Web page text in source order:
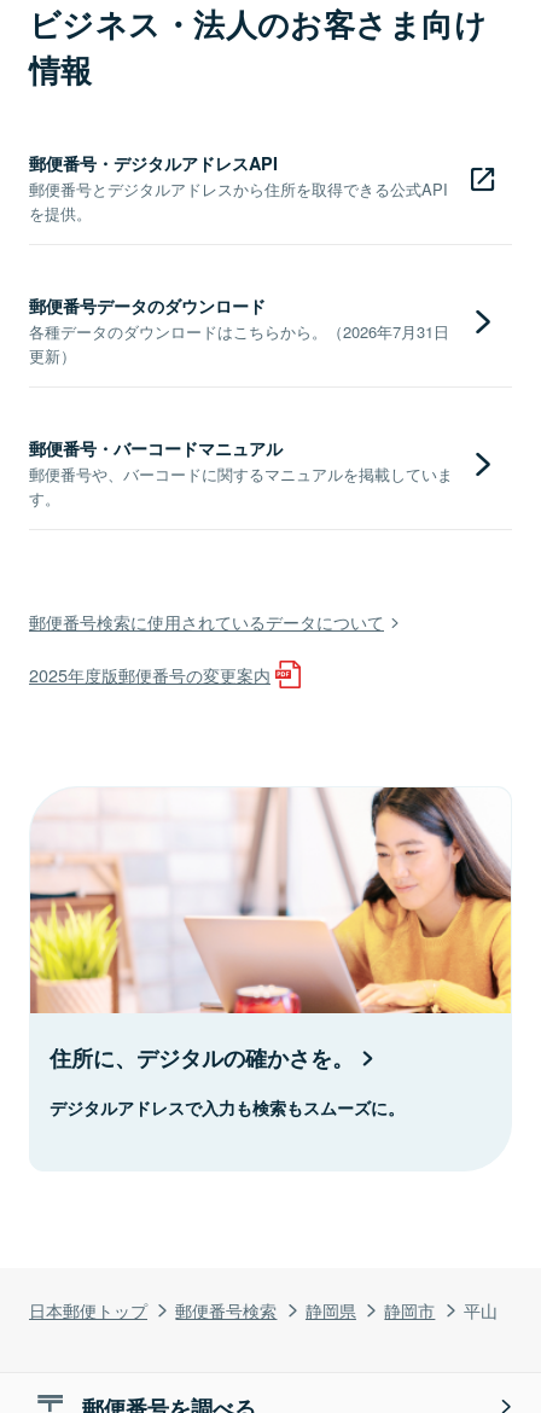
日本郵便トップ 郵便番号検索 静岡県 静岡市 平山
ビジネス・法人のお客さま向け
情報
郵便番号・デジタルアドレスAPI
郵便番号とデジタルアドレスから住所を取得できる公式API
を提供。
郵便番号データのダウンロード
各種データのダウンロードはこちらから。（2026年7月31日
更新）
郵便番号・バーコードマニュアル
郵便番号や、バーコードに関するマニュアルを掲載していま
す。
郵便番号検索に使用されているデータについて
2025年度版郵便番号の変更案内
住所に、デジタルの確かさを。
デジタルアドレスで入力も検索もスムーズに。